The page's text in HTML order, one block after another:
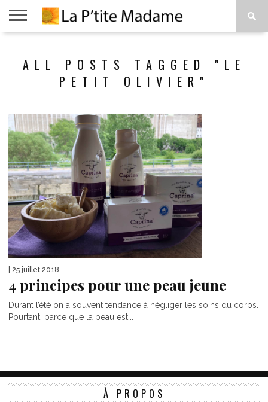
DE
VIVRE
PROPOS
ALL POSTS TAGGED "LE
PETIT OLIVIER"
| 25 juillet 2018
4 principes pour une peau jeune
Durant l’été on a souvent tendance à négliger les soins du corps.
Pourtant, parce que la peau est...
À PROPOS